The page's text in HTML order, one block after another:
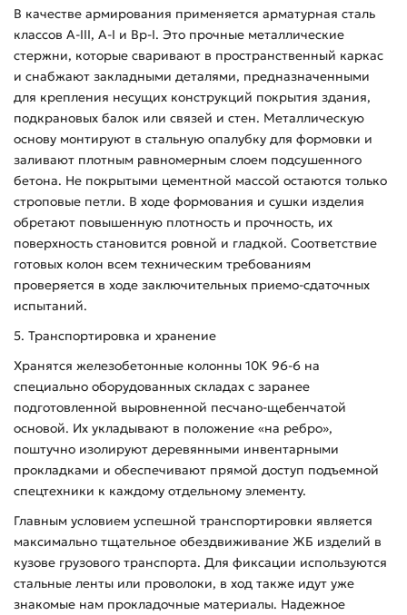
В качестве армирования применяется арматурная сталь
классов А-ІІІ, А-І и Вр-І. Это прочные металлические
стержни, которые сваривают в пространственный каркас
и снабжают закладными деталями, предназначенными
для крепления несущих конструкций покрытия здания,
подкрановых балок или связей и стен. Металлическую
основу монтируют в стальную опалубку для формовки и
заливают плотным равномерным слоем подсушенного
бетона. Не покрытыми цементной массой остаются только
строповые петли. В ходе формования и сушки изделия
обретают повышенную плотность и прочность, их
поверхность становится ровной и гладкой. Соответствие
готовых колон всем техническим требованиям
проверяется в ходе заключительных приемо-сдаточных
испытаний.
5. Транспортировка и хранение
Хранятся железобетонные колонны 10К 96-6 на
специально оборудованных складах с заранее
подготовленной выровненной песчано-щебенчатой
основой. Их укладывают в положение «на ребро»,
поштучно изолируют деревянными инвентарными
прокладками и обеспечивают прямой доступ подъемной
спецтехники к каждому отдельному элементу.
Главным условием успешной транспортировки является
максимально тщательное обездвиживание ЖБ изделий в
кузове грузового транспорта. Для фиксации используются
стальные ленты или проволоки, в ход также идут уже
знакомые нам прокладочные материалы. Надежное